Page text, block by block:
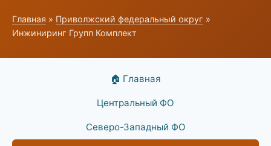
Главная » Приволжский федеральный округ »
Инжиниринг Групп Комплект
🏠 Главная
Центральный ФО
Северо-Западный ФО